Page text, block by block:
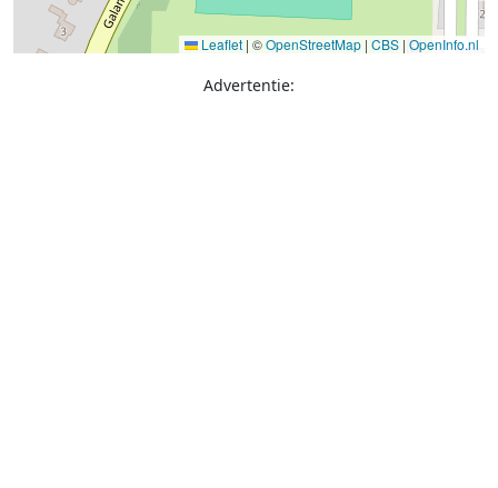
Leaflet | ©OpenStreetMap | CBS | OpenInfo.nl
Advertentie: